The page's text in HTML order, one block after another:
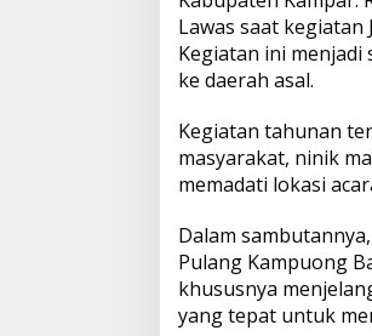
t
s
A
p
p
e
b
o
o
k
Lawas saat kegiatan
Kegiatan ini
ke daerah asal.
Kegiatan tahunan
masyarakat, ninik
memadati lokasi
Dalam
Pulang Kampuong
khususnya
yang tepat untuk